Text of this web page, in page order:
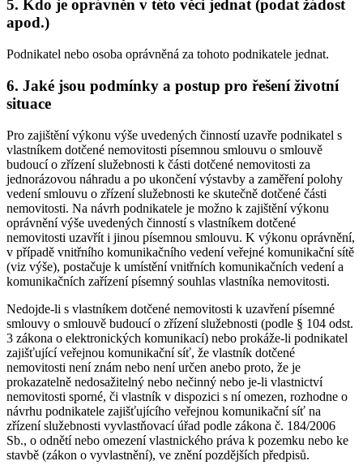
5. Kdo je oprávněn v této věci jednat (podat žádost
apod.)
Podnikatel nebo osoba oprávněná za tohoto podnikatele jednat.
6. Jaké jsou podmínky a postup pro řešení životní
situace
Pro zajištění výkonu výše uvedených činností uzavře podnikatel s
vlastníkem dotčené nemovitosti písemnou smlouvu o smlouvě
budoucí o zřízení služebnosti k části dotčené nemovitosti za
jednorázovou náhradu a po ukončení výstavby a zaměření polohy
vedení smlouvu o zřízení služebnosti ke skutečně dotčené části
nemovitosti. Na návrh podnikatele je možno k zajištění výkonu
oprávnění výše uvedených činností s vlastníkem dotčené
nemovitosti uzavřít i jinou písemnou smlouvu. K výkonu oprávnění,
v případě vnitřního komunikačního vedení veřejné komunikační sítě
(viz výše), postačuje k umístění vnitřních komunikačních vedení a
komunikačních zařízení písemný souhlas vlastníka nemovitosti.
Nedojde-li s vlastníkem dotčené nemovitosti k uzavření písemné
smlouvy o smlouvě budoucí o zřízení služebnosti (podle § 104 odst.
3 zákona o elektronických komunikací) nebo prokáže-li podnikatel
zajišťující veřejnou komunikační síť, že vlastník dotčené
nemovitosti není znám nebo není určen anebo proto, že je
prokazatelně nedosažitelný nebo nečinný nebo je-li vlastnictví
nemovitosti sporné, či vlastník v dispozici s ní omezen, rozhodne o
návrhu podnikatele zajišťujícího veřejnou komunikační síť na
zřízení služebnosti vyvlastňovací úřad podle zákona č. 184/2006
Sb., o odnětí nebo omezení vlastnického práva k pozemku nebo ke
stavbě (zákon o vyvlastnění), ve znění pozdějších předpisů.